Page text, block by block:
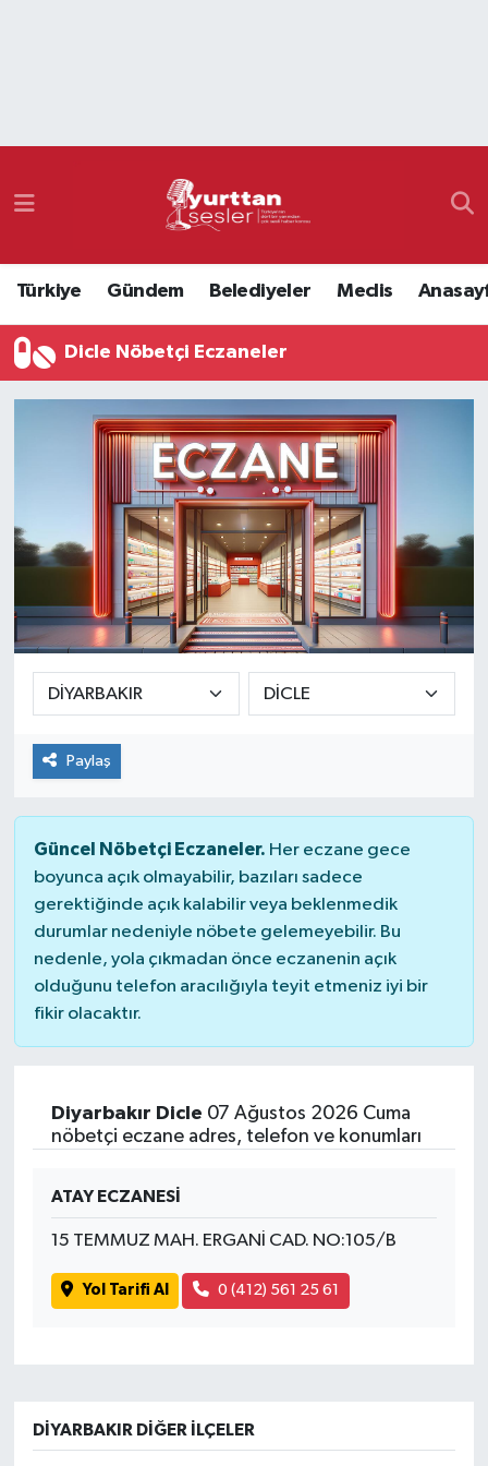
Türkiye Gündem Belediyeler Meclis
Dicle Nöbetçi Eczaneler
Paylaş
Güncel Nöbetçi Eczaneler. Her eczane gece
boyunca açık olmayabilir, bazıları sadece
gerektiğinde açık kalabilir veya beklenmedik
durumlar nedeniyle nöbete gelemeyebilir. Bu
nedenle, yola çıkmadan önce eczanenin açık
olduğunu telefon aracılığıyla teyit etmeniz iyi bir
fikir olacaktır.
Diyarbakır Dicle 07 Ağustos 2026 Cuma
nöbetçi eczane adres, telefon ve konumları
ATAY ECZANESİ
15 TEMMUZ MAH. ERGANİ CAD. NO:105/B
Yol Tarifi Al 0 (412) 561 25 61
DIYARBAKIR DIĞER İLÇELER
Namaz Vakitleri
Süper Lig Puan Durumu ve Fikstür
Tüm Manşetler
Son Dakika Haberleri
Haber Arşivi